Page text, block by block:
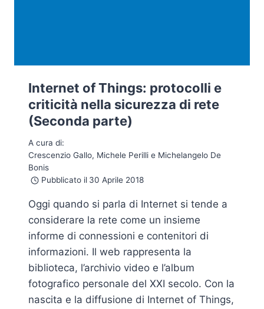
Internet of Things: protocolli e
criticità nella sicurezza di rete
(Seconda parte)
A cura di:
Crescenzio Gallo, Michele Perilli e Michelangelo De
Bonis
Pubblicato il 30 Aprile 2018
Oggi quando si parla di Internet si tende a
considerare la rete come un insieme
informe di connessioni e contenitori di
informazioni. Il web rappresenta la
biblioteca, l’archivio video e l’album
fotografico personale del XXI secolo. Con la
nascita e la diffusione di Internet of Things,